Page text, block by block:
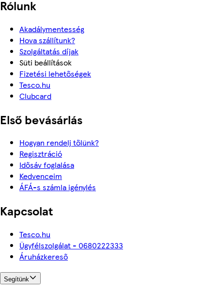
Rólunk
Akadálymentesség
Hova szállítunk?
Szolgáltatás díjak
Süti beállítások
Fizetési lehetőségek
Tesco.hu
Clubcard
Első bevásárlás
Hogyan rendelj tőlünk?
Regisztráció
Idősáv foglalása
Kedvenceim
ÁFÁ-s számla igénylés
Kapcsolat
Tesco.hu
Ügyfélszolgálat - 0680222333
Áruházkereső
Segítünk